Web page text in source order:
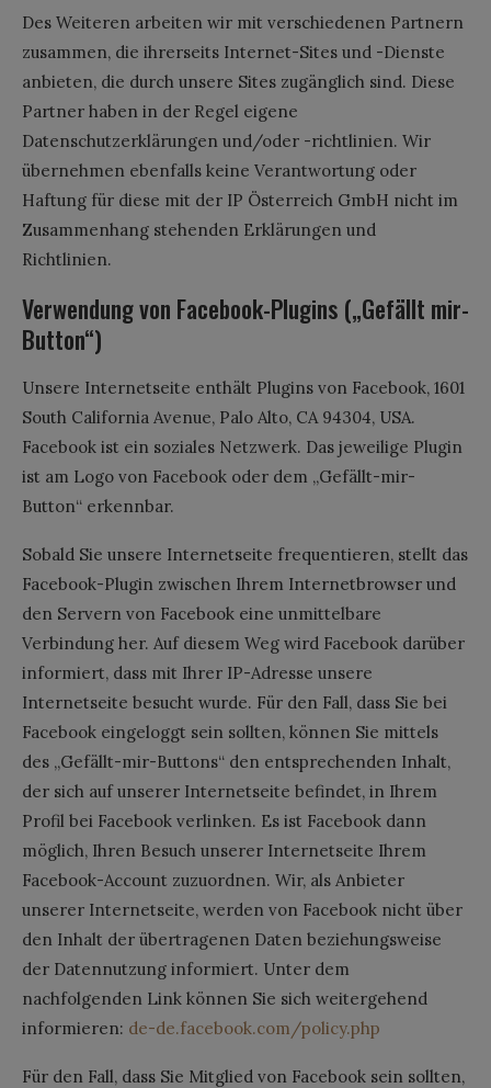
Des Weiteren arbeiten wir mit verschiedenen Partnern
zusammen, die ihrerseits Internet-Sites und -Dienste
anbieten, die durch unsere Sites zugänglich sind. Diese
Partner haben in der Regel eigene
Datenschutzerklärungen und/oder -richtlinien. Wir
übernehmen ebenfalls keine Verantwortung oder
Haftung für diese mit der IP Österreich GmbH nicht im
Zusammenhang stehenden Erklärungen und
Richtlinien.
Verwendung von Facebook-Plugins („Gefällt mir-
Button“)
Unsere Internetseite enthält Plugins von Facebook, 1601
South California Avenue, Palo Alto, CA 94304, USA.
Facebook ist ein soziales Netzwerk. Das jeweilige Plugin
ist am Logo von Facebook oder dem „Gefällt-mir-
Button“ erkennbar.
Sobald Sie unsere Internetseite frequentieren, stellt das
Facebook-Plugin zwischen Ihrem Internetbrowser und
den Servern von Facebook eine unmittelbare
Verbindung her. Auf diesem Weg wird Facebook darüber
informiert, dass mit Ihrer IP-Adresse unsere
Internetseite besucht wurde. Für den Fall, dass Sie bei
Facebook eingeloggt sein sollten, können Sie mittels
des „Gefällt-mir-Buttons“ den entsprechenden Inhalt,
der sich auf unserer Internetseite befindet, in Ihrem
Profil bei Facebook verlinken. Es ist Facebook dann
möglich, Ihren Besuch unserer Internetseite Ihrem
Facebook-Account zuzuordnen. Wir, als Anbieter
unserer Internetseite, werden von Facebook nicht über
den Inhalt der übertragenen Daten beziehungsweise
der Datennutzung informiert. Unter dem
nachfolgenden Link können Sie sich weitergehend
informieren: de-de.facebook.com/policy.php
Für den Fall, dass Sie Mitglied von Facebook sein sollten,